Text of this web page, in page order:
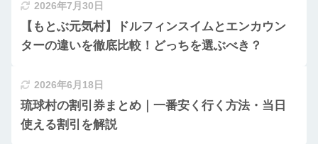
2026年7月30日
【もとぶ元気村】ドルフィンスイムとエンカウン
ターの違いを徹底比較！どっちを選ぶべき？
2026年6月18日
琉球村の割引券まとめ｜一番安く行く方法・当日
使える割引を解説